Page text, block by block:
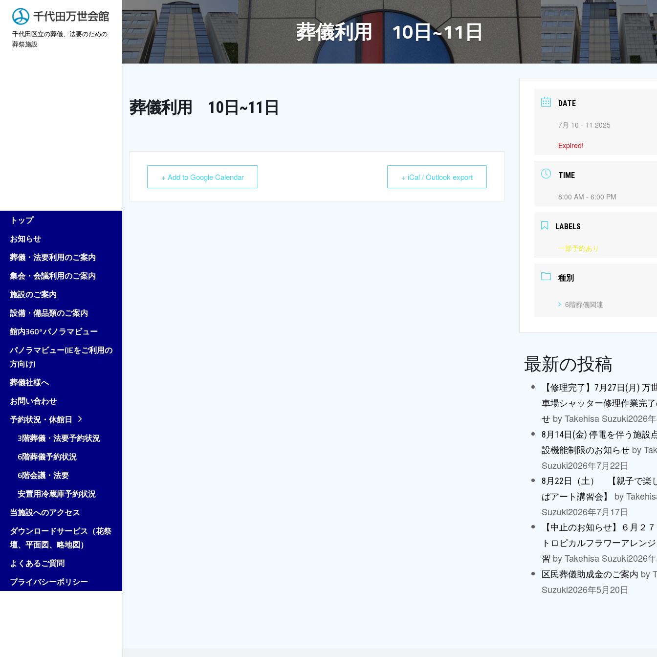
Skip
content
千代田区立の葬儀、法要のための
葬祭施設
トップ
お知らせ
葬儀・法要利用のご案内
集会・会議利用のご案内
施設のご案内
設備・備品類のご案内
館内360°パノラマビュー
パノラマビュー(IEをご利用の
方向け)
葬儀社様へ
お問い合わせ
予約状況・休館日
3階葬儀・法要予約状況
6階葬儀予約状況
6階会議・法要
安置用冷蔵庫予約状況
当施設へのアクセス
ダウンロードサービス（花祭
壇、平面図、略地図）
よくあるご質問
プライバシーポリシー
葬儀利用 10日~11日
葬儀利用 10日~11日
+ Add to Google Calendar + iCal / Outlook export
DATE
7月 10 - 11 2025
Expired!
TIME
8:00 AM - 6:00 PM
LABELS
一部予約あり
種別
6階葬儀関連
最新の投稿
【修理完了】7月27日(月) 万
車場シャッター修理作業完
せ by Takehisa Suzuki2026
8月14日(金) 停電を伴う施設
設機能制限のお知らせ by
Suzuki2026年7月22日
8月22日（土） 【親子で楽
ぱアート講習会】
by
Suzuki2026年7月17日
【中止のお知らせ】６月２
トロピカルフラワーアレン
習 by Takehisa Suzuki2026
区民葬儀助成金のご案内 by
Suzuki2026年5月20日